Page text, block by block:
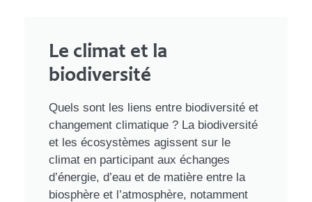
Le climat et la
biodiversité
Quels sont les liens entre biodiversité et
changement climatique ? La biodiversité
et les écosystèmes agissent sur le
climat en participant aux échanges
d’énergie, d’eau et de matière entre la
biosphère et l’atmosphère, notamment